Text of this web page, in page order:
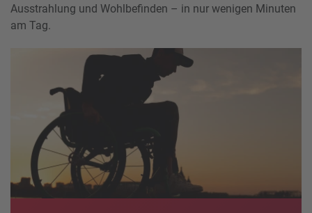
Ausstrahlung und Wohlbefinden – in nur wenigen Minuten
am Tag.